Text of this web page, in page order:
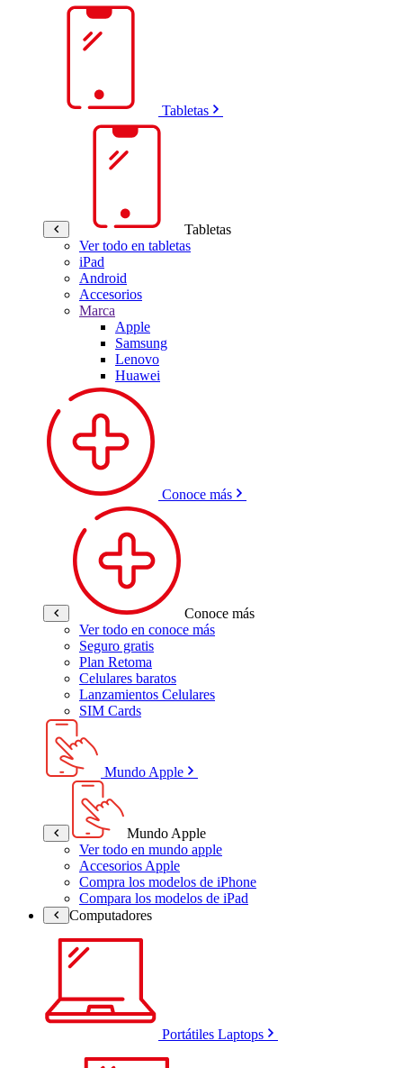
Tabletas
Tabletas
Ver todo en tabletas
iPad
Android
Accesorios
Marca
Apple
Samsung
Lenovo
Huawei
Conoce más
Conoce más
Ver todo en conoce más
Seguro gratis
Plan Retoma
Celulares baratos
Lanzamientos Celulares
SIM Cards
Mundo Apple
Mundo Apple
Ver todo en mundo apple
Accesorios Apple
Compra los modelos de iPhone
Compara los modelos de iPad
Computadores
Portátiles Laptops